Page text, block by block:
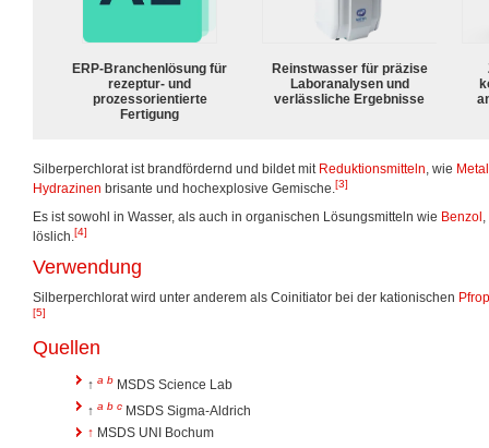
ERP-Branchenlösung für
rezeptur- und
prozessorientierte
Fertigung
Reinstwasser für präzise
Laboranalysen und
verlässliche Ergebnisse
Silberperchlorat ist brandfördernd und bildet mit Reduktionsmitteln , wie
Hydrazinen brisante und hochexplosive Gemische. [3]
Es ist sowohl in Wasser, als auch in organischen Lösungsmitteln wie Benzol
löslich. [4]
Verwendung
Silberperchlorat wird unter anderem als Coinitiator bei der kationischen
[5]
Quellen
↑ a b MSDS Science Lab
↑ a b c MSDS Sigma-Aldrich
↑ MSDS UNI Bochum